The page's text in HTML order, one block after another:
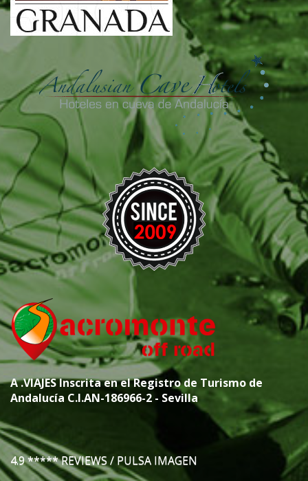
A.VIAJESInscrita en el Registro de Turismo de
Andalucía C.I.AN-186966-2 - Sevilla
4.9 ***** REVIEWS / PULSA IMAGEN